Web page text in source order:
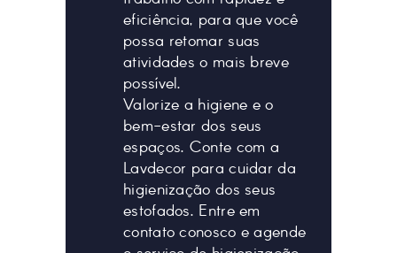
eficiência, para que você
possa retomar suas
atividades o mais breve
possível.
Valorize a higiene e o
bem-estar dos seus
espaços. Conte com a
Lavdecor para cuidar da
higienização dos seus
estofados. Entre em
contato conosco e agende